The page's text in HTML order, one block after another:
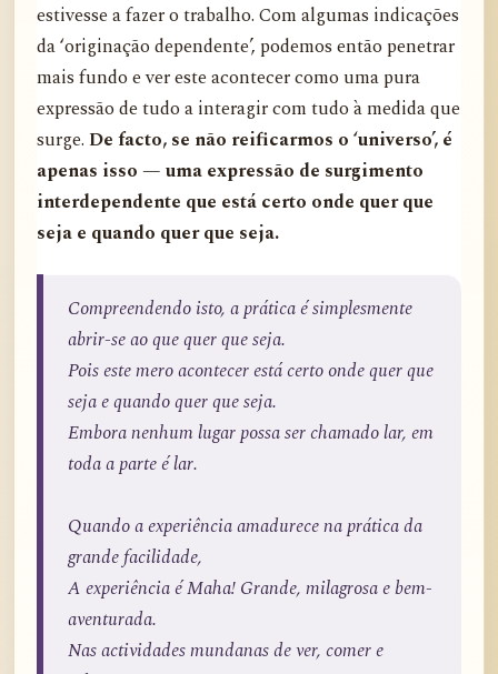
estivesse a fazer o trabalho. Com algumas indicações
da ‘originação dependente’, podemos então penetrar
mais fundo e ver este acontecer como uma pura
expressão de tudo a interagir com tudo à medida que
surge. De facto, se não reificarmos o ‘universo’, é
apenas isso — uma expressão de surgimento
interdependente que está certo onde quer que
seja e quando quer que seja.
Compreendendo isto, a prática é simplesmente
abrir-se ao que quer que seja.
Pois este mero acontecer está certo onde quer que
seja e quando quer que seja.
Embora nenhum lugar possa ser chamado lar, em
toda a parte é lar.
Quando a experiência amadurece na prática da
grande facilidade,
A experiência é Maha! Grande, milagrosa e bem-
aventurada.
Nas actividades mundanas de ver, comer e